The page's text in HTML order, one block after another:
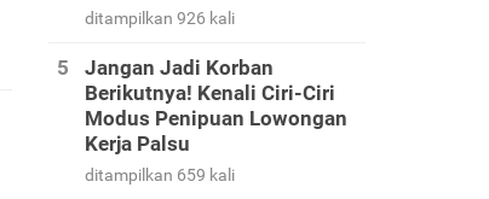
ditampilkan 926 kali
Jangan Jadi Korban
Berikutnya! Kenali Ciri-Ciri
Modus Penipuan Lowongan
Kerja Palsu
ditampilkan 659 kali